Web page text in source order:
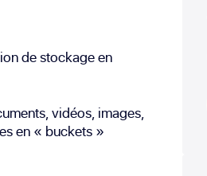
de stockage en
vidéos, images,
en « buckets »